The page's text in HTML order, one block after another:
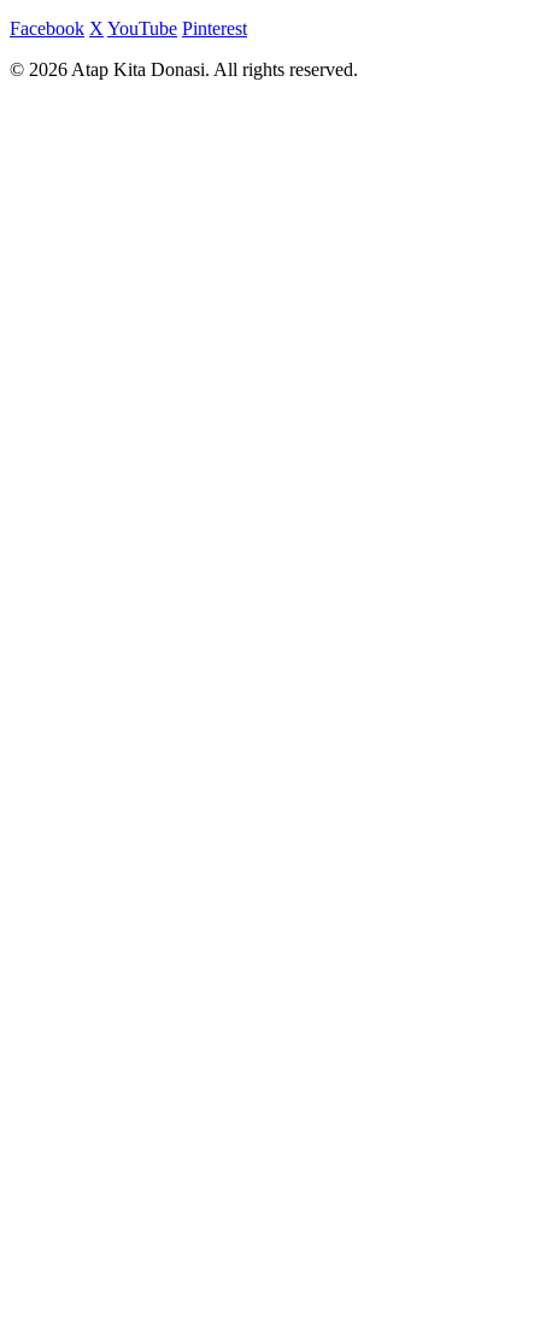
Facebook X YouTube Pinterest
© 2026 Atap Kita Donasi. All rights reserved.